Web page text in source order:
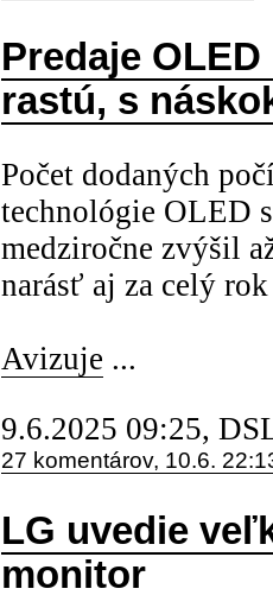
Predaje
rastú, s
Počet dodaných
technológie OLED
medziročne zvýšil
narásť aj za celý
Avizuje ...
9.6.2025 09:25,
27 komentárov, 10.6.
LG uvedie
monitor